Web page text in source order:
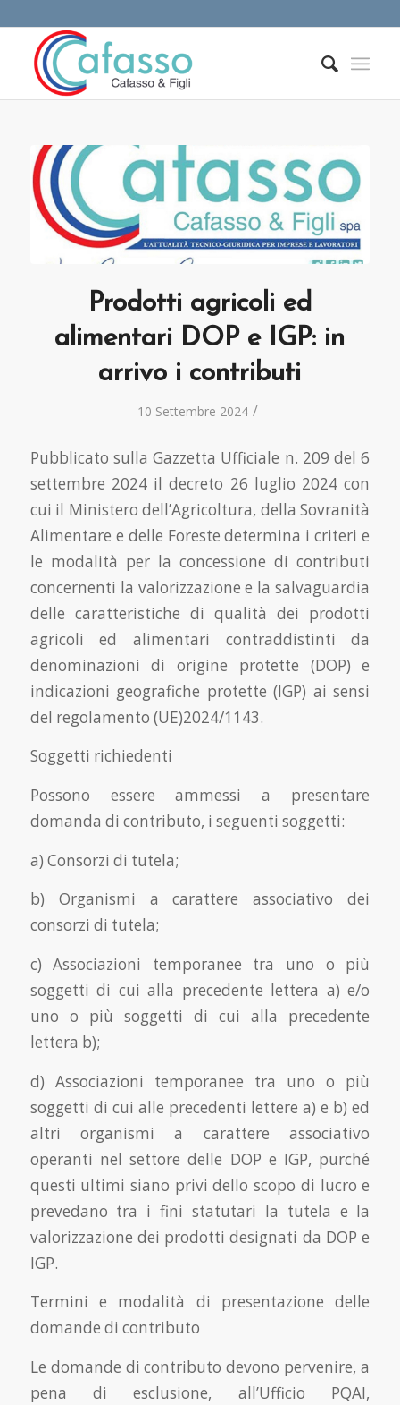
Prodotti agricoli ed
alimentari DOP e IGP: in
arrivo i contributi
10 Settembre 2024 /
Pubblicato sulla Gazzetta Ufficiale n. 209 del 6
settembre 2024 il decreto 26 luglio 2024 con
cui il Ministero dell’Agricoltura, della Sovranità
Alimentare e delle Foreste determina i criteri e
le modalità per la concessione di contributi
concernenti la valorizzazione e la salvaguardia
delle caratteristiche di qualità dei prodotti
agricoli ed alimentari contraddistinti da
denominazioni di origine protette (DOP) e
indicazioni geografiche protette (IGP) ai sensi
del regolamento (UE)2024/1143.
Soggetti richiedenti
Possono essere ammessi a presentare
domanda di contributo, i seguenti soggetti:
a) Consorzi di tutela;
b) Organismi a carattere associativo dei
consorzi di tutela;
c) Associazioni temporanee tra uno o più
soggetti di cui alla precedente lettera a) e/o
uno o più soggetti di cui alla precedente
lettera b);
d) Associazioni temporanee tra uno o più
soggetti di cui alle precedenti lettere a) e b) ed
altri organismi a carattere associativo
operanti nel settore delle DOP e IGP, purché
questi ultimi siano privi dello scopo di lucro e
prevedano tra i fini statutari la tutela e la
valorizzazione dei prodotti designati da DOP e
IGP.
Termini e modalità di presentazione delle
domande di contributo
Le domande di contributo devono pervenire, a
pena di esclusione, all’Ufficio PQAI,